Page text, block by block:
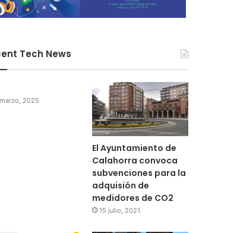
Tech News
2025
El Ayuntamiento de
Calahorra convoca
subvenciones para la
adquisión de
medidores de CO2
15 julio, 2021